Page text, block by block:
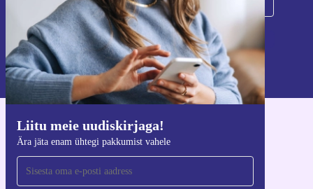
Liitu meie uudiskirjaga!
Ära jäta enam ühtegi pakkumist vahele
Registreeru
Teavet isikuandmete kasutamise kohta leiate meie
privaatsuspoliitikast.
Hangi refurbed rakendus
iOS-i ja Androidi jaoks